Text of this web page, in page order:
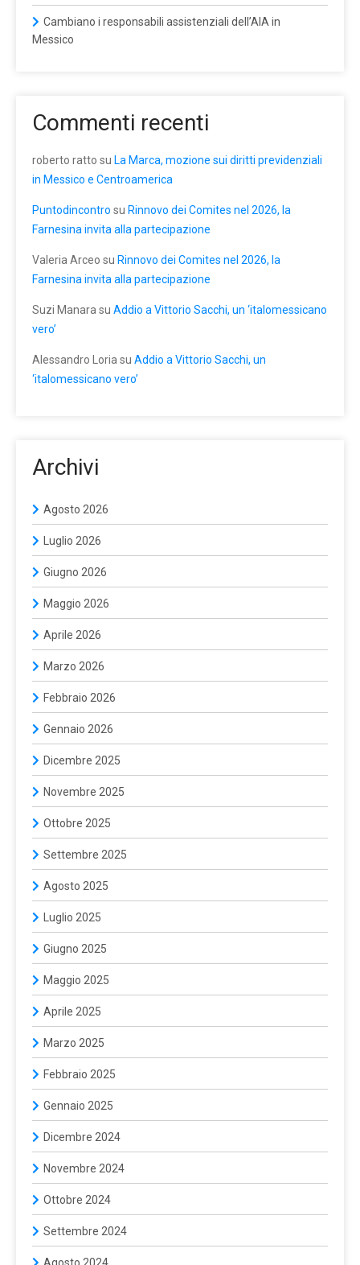
Cambiano i responsabili assistenziali dell’AIA in
Messico
Commenti recenti
roberto ratto su La Marca, mozione sui diritti previdenziali
in Messico e Centroamerica
Puntodincontro su Rinnovo dei Comites nel 2026, la
Farnesina invita alla partecipazione
Valeria Arceo su Rinnovo dei Comites nel 2026, la
Farnesina invita alla partecipazione
Suzi Manara su Addio a Vittorio Sacchi, un ‘italomessicano
vero’
Alessandro Loria su Addio a Vittorio Sacchi, un
‘italomessicano vero’
Archivi
Agosto 2026
Luglio 2026
Giugno 2026
Maggio 2026
Aprile 2026
Marzo 2026
Febbraio 2026
Gennaio 2026
Dicembre 2025
Novembre 2025
Ottobre 2025
Settembre 2025
Agosto 2025
Luglio 2025
Giugno 2025
Maggio 2025
Aprile 2025
Marzo 2025
Febbraio 2025
Gennaio 2025
Dicembre 2024
Novembre 2024
Ottobre 2024
Settembre 2024
Agosto 2024